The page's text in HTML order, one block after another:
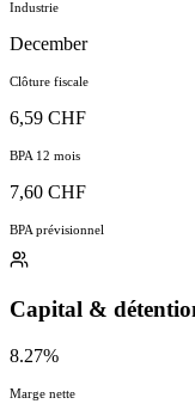
Industrie
December
Clôture fiscale
6,59 CHF
BPA 12 mois
7,60 CHF
BPA prévisionnel
Capital &
8.27%
Marge nette